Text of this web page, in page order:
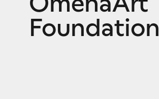
Foundation